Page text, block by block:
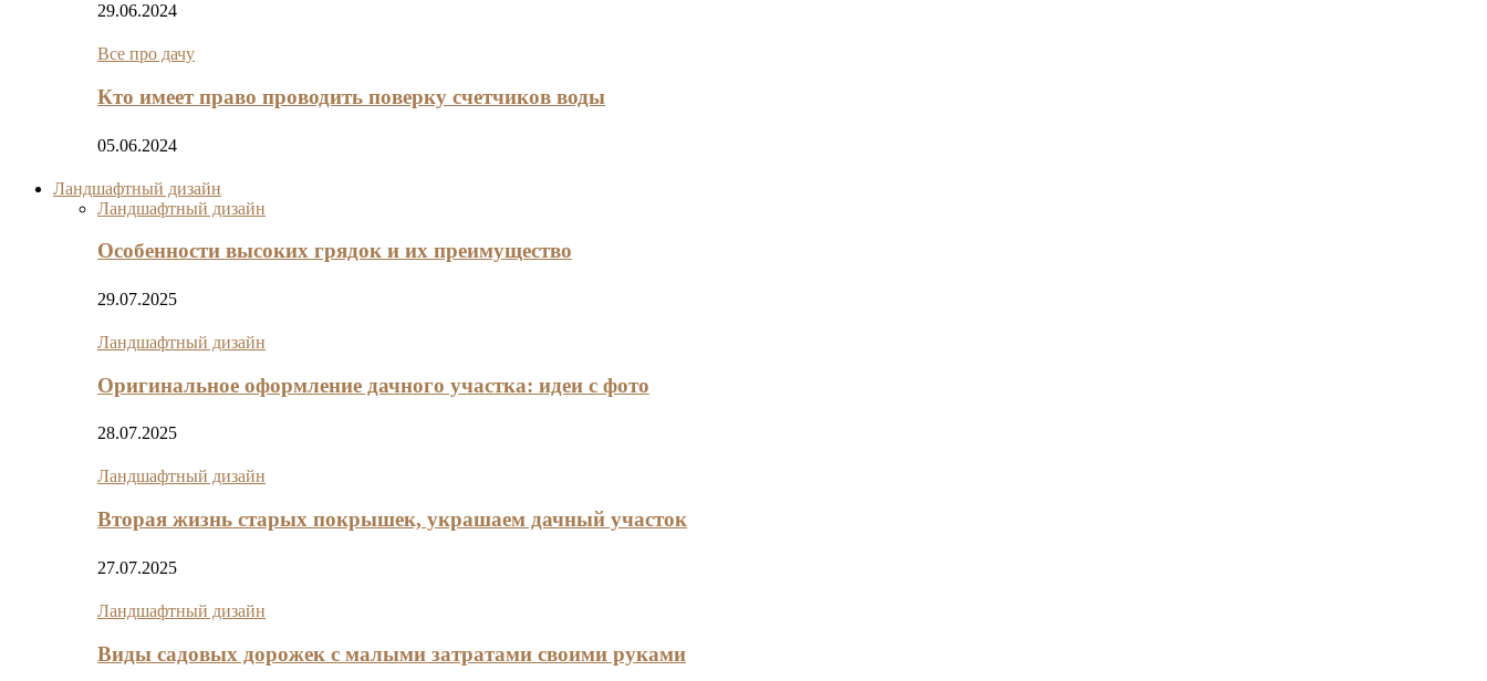
29.06.2024
Все про дачу
Кто имеет право проводить поверку счетчиков воды
05.06.2024
Ландшафтный дизайн
Ландшафтный дизайн
Особенности высоких грядок и их преимущество
29.07.2025
Ландшафтный дизайн
Оригинальное оформление дачного участка: идеи с фото
28.07.2025
Ландшафтный дизайн
Вторая жизнь старых покрышек, украшаем дачный участок
27.07.2025
Ландшафтный дизайн
Виды садовых дорожек с малыми затратами своими руками